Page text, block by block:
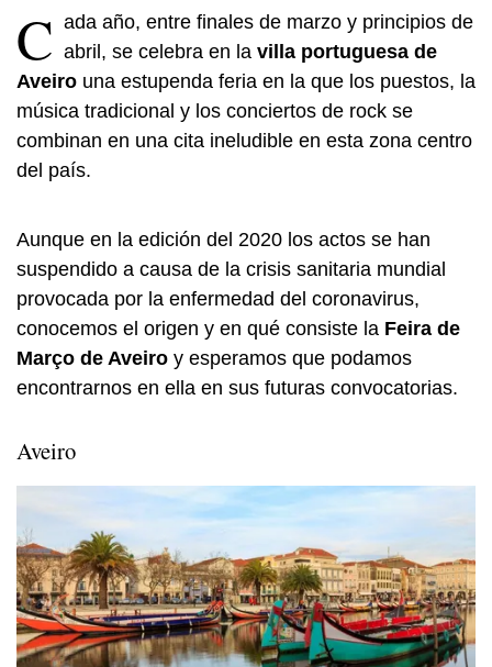
C ada año, entre finales de marzo y principios de
abril, se celebra en la villa portuguesa de
Aveiro una estupenda feria en la que los puestos, la
música tradicional y los conciertos de rock se
combinan en una cita ineludible en esta zona centro
del país.
Aunque en la edición del 2020 los actos se han
suspendido a causa de la crisis sanitaria mundial
provocada por la enfermedad del coronavirus,
conocemos el origen y en qué consiste la Feira de
Março de Aveiro y esperamos que podamos
encontrarnos en ella en sus futuras convocatorias.
Aveiro